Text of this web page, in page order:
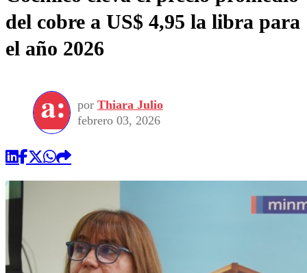
del cobre a US$ 4,95 la libra para
el año 2026
por Thiara Julio
febrero 03, 2026